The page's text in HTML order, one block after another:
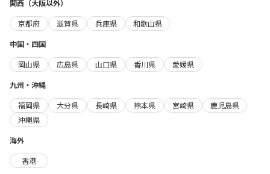
関西（大阪以外）
京都府
滋賀県 兵庫県
和歌山県
中国・四国
岡山県
広島県 山口県 香川県
愛媛県
九州・沖縄
福岡県
大分県 長崎県 熊本県 宮崎県
鹿児島県
沖縄県
海外
香港